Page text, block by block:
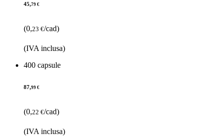
45,79 €
(0,23 €/cad)
(IVA inclusa)
400 capsule
87,99 €
(0,22 €/cad)
(IVA inclusa)